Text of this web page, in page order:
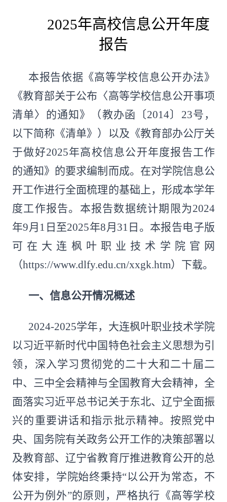
2025年高校信息公开年度
报告
本报告依据《高等学校信息公开办法》
《教育部关于公布〈高等学校信息公开事项
清单〉的通知》（教办函〔2014〕23号，
以下简称《清单》）以及《教育部办公厅关
于做好2025年高校信息公开年度报告工作
的通知》的要求编制而成。在对学院信息公
开工作进行全面梳理的基础上，形成本学年
度工作报告。本报告数据统计期限为2024
年9月1日至2025年8月31日。本报告电子版
可在大连枫叶职业技术学院官网
（https://www.dlfy.edu.cn/xxgk.htm）下载。
一、信息公开情况概述
2024-2025学年，大连枫叶职业技术学院
以习近平新时代中国特色社会主义思想为引
领，深入学习贯彻党的二十大和二十届二
中、三中全会精神与全国教育大会精神，全
面落实习近平总书记关于东北、辽宁全面振
兴的重要讲话和指示批示精神。按照党中
央、国务院有关政务公开工作的决策部署以
及教育部、辽宁省教育厅推进教育公开的总
体安排，学院始终秉持“以公开为常态，不
公开为例外”的原则，严格执行《高等学校